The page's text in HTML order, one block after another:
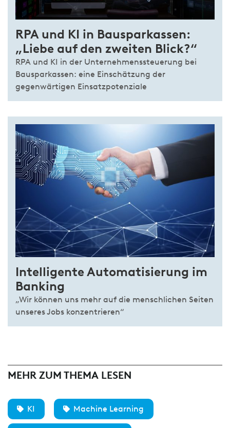
RPA und KI in Bausparkassen:
„Liebe auf den zweiten Blick?“
RPA und KI in der Unternehmenssteuerung bei
Bausparkassen: eine Einschätzung der
gegenwärtigen Einsatzpotenziale
Intelligente Automatisierung im
Banking
„Wir können uns mehr auf die menschlichen Seiten
unseres Jobs konzentrieren“
MEHR ZUM THEMA LESEN
KI Machine Learning